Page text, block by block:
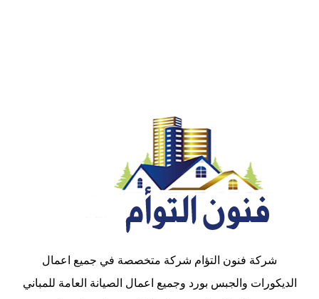
شركة فنون التؤام شركة متخصصة في جميع اعمال
الديكورات والجبس بورد وجميع اعمال الصيانة العامة للمباني